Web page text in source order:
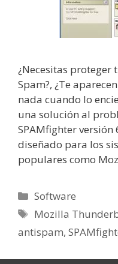
¿Necesitas
Spam?, ¿Te
nada cuando lo
una solución al
SPAMfighter
diseñado para los
populares como
Categorías
Software
Etiquetas
Mozilla
antispam,